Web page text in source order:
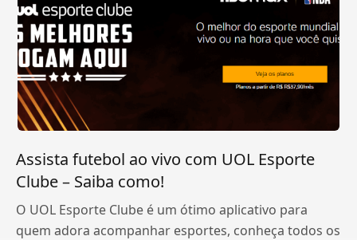
Assista futebol ao vivo com UOL Esporte
Clube – Saiba como!
O UOL Esporte Clube é um ótimo aplicativo para
quem adora acompanhar esportes, conheça todos os